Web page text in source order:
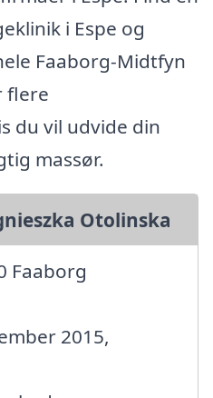
i Espe og
Faaborg-Midtfyn
flere
du vil udvide din
massør.
Otolinska
Faaborg
2015,